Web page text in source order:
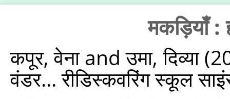
मकड़ियाँ :
कपूर, वेनाandउमा, दिव्या
वंडर... रीडिस्‍कवरिंग स्‍कूल